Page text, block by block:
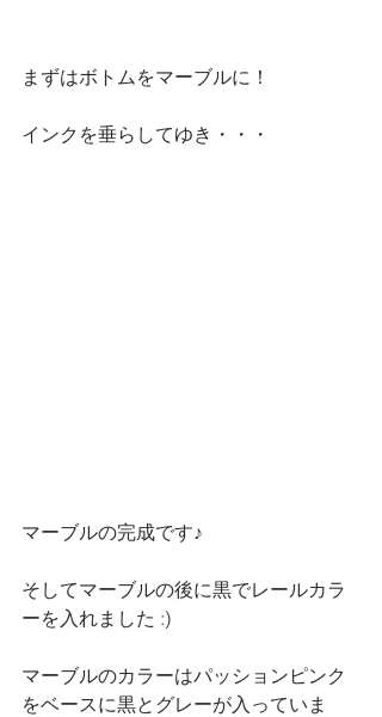
まずはボトムをマーブルに！
インクを垂らしてゆき・・・
マーブルの完成です♪
そしてマーブルの後に黒でレールカラ
ーを入れました :)
マーブルのカラーはパッションピンク
をベースに黒とグレーが入っていま